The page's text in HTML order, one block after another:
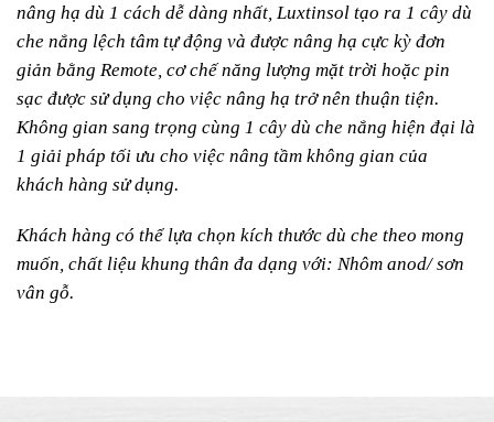
nâng hạ dù 1 cách dễ dàng nhất, Luxtinsol tạo ra 1 cây dù
che nắng lệch tâm tự động và được nâng hạ cực kỳ đơn
giản bằng Remote, cơ chế năng lượng mặt trời hoặc pin
sạc được sử dụng cho việc nâng hạ trở nên thuận tiện.
Không gian sang trọng cùng 1 cây dù che nắng hiện đại là
1 giải pháp tối ưu cho việc nâng tầm không gian của
khách hàng sử dụng.
Khách hàng có thể lựa chọn kích thước dù che theo mong
muốn, chất liệu khung thân đa dạng với: Nhôm anod/ sơn
vân gỗ.